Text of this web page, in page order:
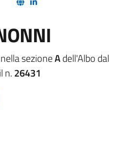
sezioneAdell'Albo dal
n.26431